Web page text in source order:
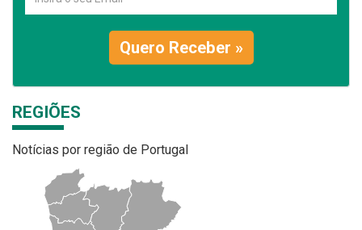
Quero Receber »
REGIÕES
Notícias por região de Portugal